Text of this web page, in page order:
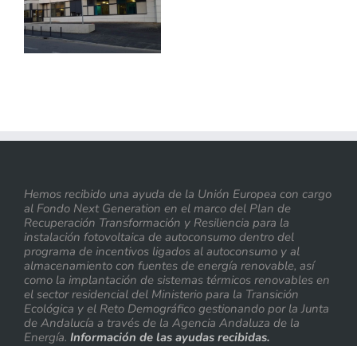
Hemos recibido una ayuda de la Unión Europea con cargo
al Fondo Next Generation en el marco del Plan de
Recuperación Transformación y Resiliencia para la
instalación fotovoltaica de autoconsumo dentro del
programa de incentivos ligados al autoconsumo y al
almacenamiento con fuentes de energía renovable, así
como la implantación de sistemas térmicos renovables en
el sector residencial del Ministerio para la Transición
Ecológica y el Reto Demográfico gestionando por la Junta
de Andalucía a través de la Agencia Andaluza de la
Energía. Información de las ayudas recibidas.